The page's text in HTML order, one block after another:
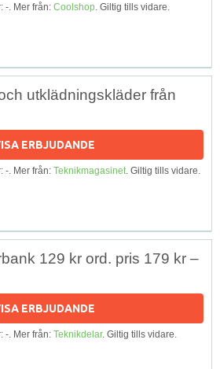
-. Mer från: Coolshop. Giltig tills vidare.
utklädningskläder från
ERBJUDANDE
-. Mer från: Teknikmagasinet. Giltig tills vidare.
129 kr ord. pris 179 kr –
ERBJUDANDE
-. Mer från: Teknikdelar. Giltig tills vidare.